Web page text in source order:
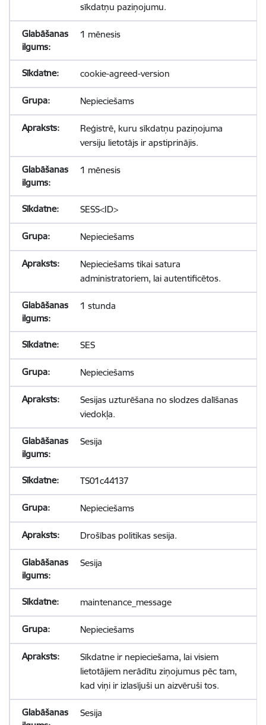
sīkdatņu paziņojumu.
1 mēnesis
cookie-agreed-version
Nepieciešams
Reģistrē, kuru sīkdatņu paziņojuma
versiju lietotājs ir apstiprinājis.
1 mēnesis
SESS<ID>
Nepieciešams
Nepieciešams tikai satura
administratoriem, lai autentificētos.
1 stunda
SES
Nepieciešams
Sesijas uzturēšana no slodzes dalīšanas
viedokļa.
Sesija
TS01c44137
Nepieciešams
Drošības politikas sesija.
Sesija
maintenance_message
Nepieciešams
Sīkdatne ir nepieciešama, lai visiem
lietotājiem nerādītu ziņojumus pēc tam,
kad viņi ir izlasījuši un aizvēruši tos.
Sesija